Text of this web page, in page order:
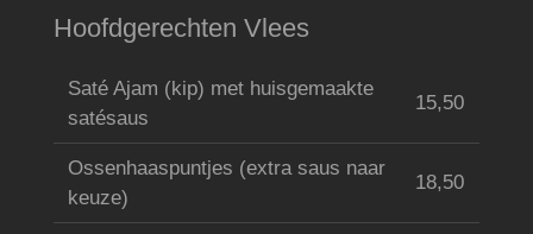
Hoofdgerechten Vlees
Saté Ajam (kip) met huisgemaakte
satésaus
15,50
Ossenhaaspuntjes (extra saus naar
keuze)
18,50